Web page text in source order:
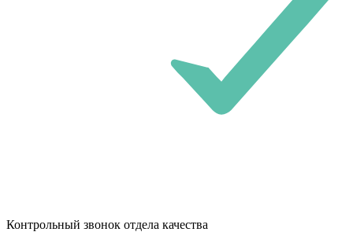
Контрольный звонок отдела качества